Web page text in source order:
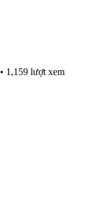
• 1,159 lượt xem